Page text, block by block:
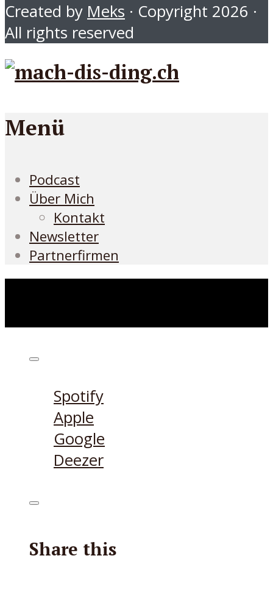
Created by Meks · Copyright 2026 ·
All rights reserved
Menü
Podcast
Über Mich
Kontakt
Newsletter
Partnerfirmen
Spotify
Apple
Google
Deezer
Share this